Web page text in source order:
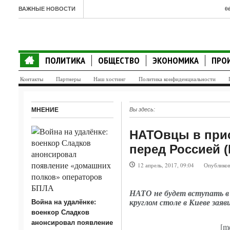
ВАЖНЫЕ НОВОСТИ
ПОЛИТИКА ОБЩЕСТВО ЭКОНОМИКА
Контакты Партнеры Наш хостинг Политика конфиденциальности
Вы здесь:
НАТОвцы в
перед Россией
12 апрель, 2017, 09:04
НАТО не будет вступать в
круглом столе в Киеве
МНЕНИЕ
Война на удалёнке:
военкор Сладков
анонсировал появление